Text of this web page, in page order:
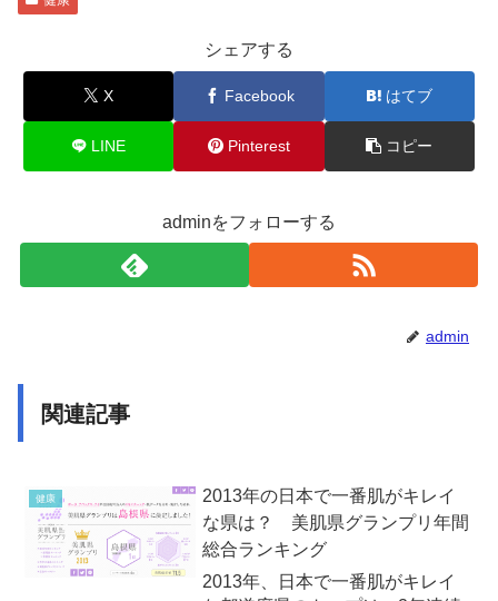
シェアする
X Facebook はてブ
LINE Pinterest コピー
adminをフォローする
admin
関連記事
健康
2013年の日本で一番肌がキレイ
な県は？ 美肌県グランプリ年間
総合ランキング
2013年、日本で一番肌がキレイ